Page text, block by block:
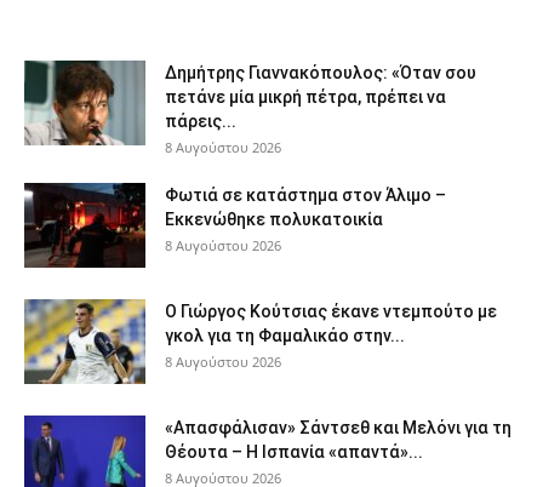
Δημήτρης Γιαννακόπουλος: «Όταν σου
πετάνε μία μικρή πέτρα, πρέπει να
πάρεις...
8 Αυγούστου 2026
Φωτιά σε κατάστημα στον Άλιμο –
Εκκενώθηκε πολυκατοικία
8 Αυγούστου 2026
Ο Γιώργος Κούτσιας έκανε ντεμπούτο με
γκολ για τη Φαμαλικάο στην...
8 Αυγούστου 2026
«Απασφάλισαν» Σάντσεθ και Μελόνι για τη
Θέουτα – Η Ισπανία «απαντά»...
8 Αυγούστου 2026